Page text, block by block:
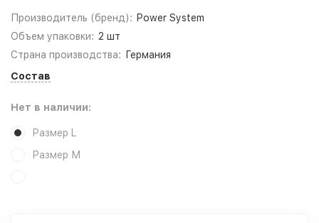
Производитель (бренд): Power System
Объем упаковки: 2 шт
Страна производства:
Германия
Состав
Нет в наличии:
Размер L
Размер М